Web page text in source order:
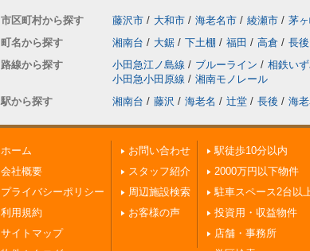
市区町村から探す 藤沢市 / 大和市 / 海老名市 / 綾瀬市 / 茅
町名から探す
湘南台 / 大鋸 / 下土棚 / 福田 / 高倉 / 長後
路線から探す
小田急江ノ島線 / ブルーライン / 相鉄い
小田急小田原線 / 湘南モノレール
駅から探す
湘南台 / 藤沢 / 海老名 / 辻堂 / 長後 / 海老
ホーム
会社概要
プライバシーポリシー
利用規約
サイトマップ
お問い合わせ
スタッフ紹介
周辺施設検索
お客様の声
駅徒歩10分以内
2000万円以下物件
駐車スペース2台以
投資用・収益物件
店舗・事務所